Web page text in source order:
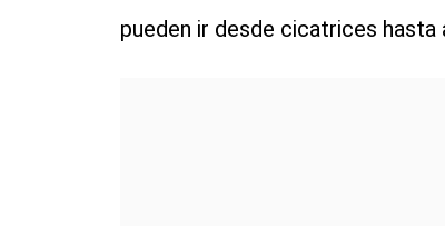
pueden ir desde cicatrices hasta